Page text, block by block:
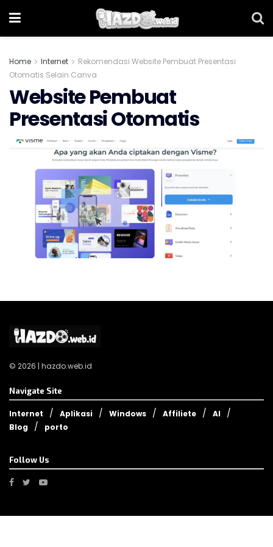
Home Internet
Rekomendasi Website Pembuat Presentasi
Otomatis Selain Canva
Website Pembuat
Presentasi Otomatis
© 2026 | hazdo.web.id
Navigate Site
Internet Aplikasi Windows Affiliete
AI
Blog
porto
Follow Us